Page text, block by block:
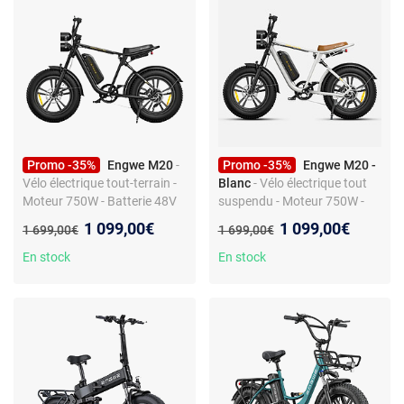
Promo -35% Engwe M20-
Vélo électrique tout-terrain -
Moteur 750W - Batterie 48V
Autonomie 75KM
Ancien prix :
1 699,00€ Nouveau prix :
1 099,00€
En stock
Promo -35%
Engwe M20 -
Blanc - Vélo électrique tout
suspendu - Moteur 750W -
Fat
Ancien prix :
1 699,00€ Nouveau prix :
1 099,00€
En stock